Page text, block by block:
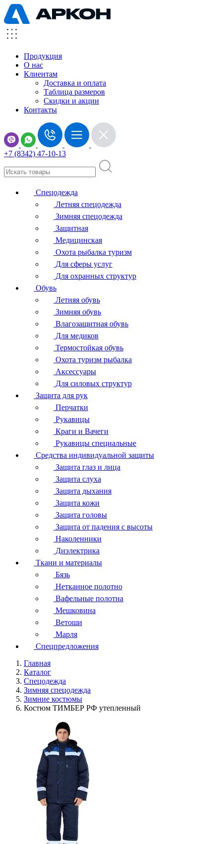
Продукция
О нас
Клиентам
Доставка и оплата
Таблица размеров
Скидки и акции
Контакты
+7 (8342) 47-10-13
Спецодежда
Летняя спецодежда
Зимняя спецодежда
Защитная
Медицинская
Охота рыбалка туризм
Для сферы услуг
Для охранных структур
Обувь
Летняя обувь
Зимняя обувь
Влагозащитная обувь
Для медиков
Термостойкая обувь
Охота туризм рыбалка
Аксессуары
Для силовых структур
Защита для рук
Перчатки
Рукавицы
Краги и Вачеги
Рукавицы специальные
Средства индивидуальной защиты
Защита глаз и лица
Защита слуха
Защита дыхания
Защита кожи
Защита головы
Защита от падения с высоты
Наколенники
Диэлектрика
Ткани и материалы
Бязь
Нетканное полотно
Вафельные полотна
Мешковина
Ветоши
Марля
Спецпредложения
Главная
Каталог
Спецодежда
Зимняя спецодежда
Зимние костюмы
Костюм ТИМБЕР РФ утепленный